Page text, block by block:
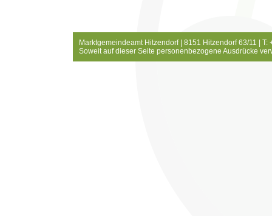
Marktgemeindeamt Hitzendorf | 8151 Hitzendorf 63/11 |
Soweit auf dieser Seite personenbezogene Ausdrücke